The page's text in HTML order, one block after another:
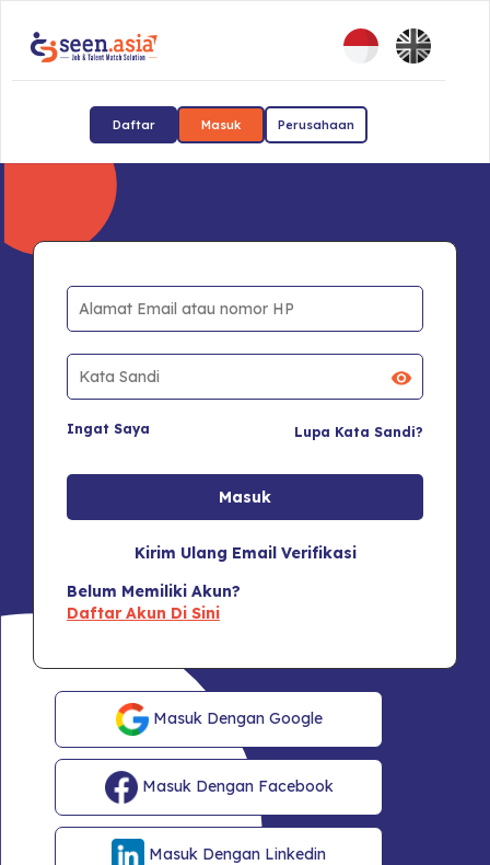
Daftar Masuk Perusahaan
Ingat Saya Lupa Kata Sandi?
Kirim Ulang Email Verifikasi
Belum Memiliki Akun?
Daftar Akun Di Sini
Masuk Dengan Google
Masuk Dengan Facebook
Masuk Dengan Linkedin